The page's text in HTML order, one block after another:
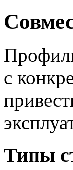
с
Типы